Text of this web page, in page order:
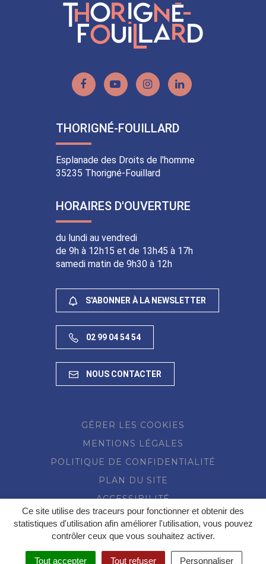
Ce site utilise des traceurs pour fonctionner et obtenir des
statistiques d'utilisation afin améliorer l'utilisation, vous pouvez
contrôler ceux que vous souhaitez activer.
Tout accepter Tout refuser Personnaliser
Lien
compte
Lien
chaîne
Lien
compte
Lien
THORIGNÉ-FOUILLARD
Esplanade des Droits de l'homme
35235 Thorigné-Fouillard
HORAIRES D'OUVERTURE
du lundi au vendredi
de 9h à 12h15 et de 13h45 à 17h
samedi matin de 9h30 à 12h
S'ABONNER À LA NEWSLETTER
02 99 04 54 54
NOUS CONTACTER
GÉRER LES COOKIES
MENTIONS LÉGALES
POLITIQUE DE CONFIDENTIALITÉ
PLAN DU SITE
ACCESSIBILITÉ